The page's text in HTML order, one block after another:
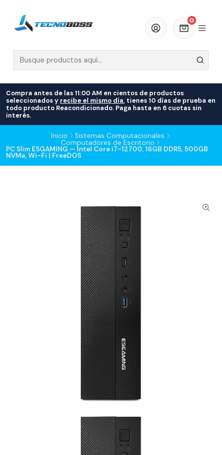
0
Compra antes de las 11:00 AM en cientos de productos
seleccionados y recibe el mismo día, tienes 10 días de prueba en
todo producto Reacondicionado. Paga hasta en 6 cuotas sin
interés.
Inicio
Sistemas Computacionales
Computadores de Escritorio
PC Slim ESGAMING — Intel Core i7-12700, 16GB DDR5, 500GB
NVMe, Wi-Fi | FreeDOS